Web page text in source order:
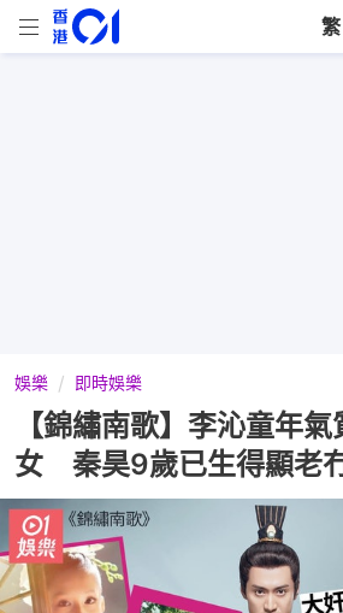
繁
娛樂 即時娛樂
【錦繡南歌】李沁童年
女 秦昊9歲已生得顯老